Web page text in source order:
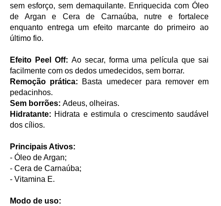
sem esforço, sem demaquilante. Enriquecida com Óleo
de Argan e Cera de Carnaúba, nutre e fortalece
enquanto entrega um efeito marcante do primeiro ao
último fio.
Efeito Peel Off: Ao secar, forma uma película que sai
facilmente com os dedos umedecidos, sem borrar.
Remoção prática: Basta umedecer para remover em
pedacinhos.
Sem borrões: Adeus, olheiras.
Hidratante: Hidrata e estimula o crescimento saudável
dos cílios.
Principais Ativos:
- Óleo de Argan;
- Cera de Carnaúba;
- Vitamina E.
Modo de uso: